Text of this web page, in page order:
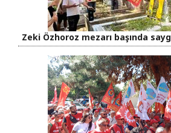
Zeki Özhoroz mezarı başında